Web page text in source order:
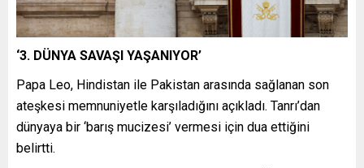
‘3. DÜNYA SAVAŞI YAŞANIYOR’
Papa Leo, Hindistan ile Pakistan arasında sağlanan son
ateşkesi memnuniyetle karşıladığını açıkladı. Tanrı’dan
dünyaya bir ‘barış mucizesi’ vermesi için dua ettiğini
belirtti.